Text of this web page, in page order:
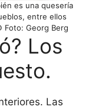
es una quesería
entre ellos
Foto: Georg Berg
Los
Las